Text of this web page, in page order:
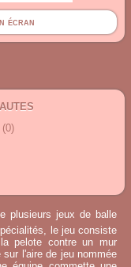
écran
(0)
plusieurs jeux de balle
le jeu consiste
pelote contre un mur
l'aire de jeu nommée